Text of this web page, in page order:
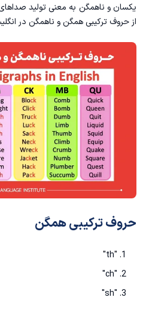
یکسان و ناهمگن به معنی تولید
از حروف ترکیبی همگن و ناهمگن در
حروف ترکیبی همگن
"th"
"ch"
"sh"